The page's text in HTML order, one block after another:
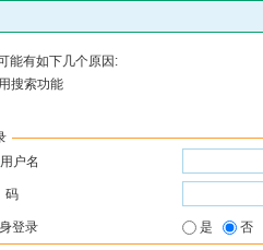
能有如下几个原因:
搜索功能
用户名
码
登录 是 否